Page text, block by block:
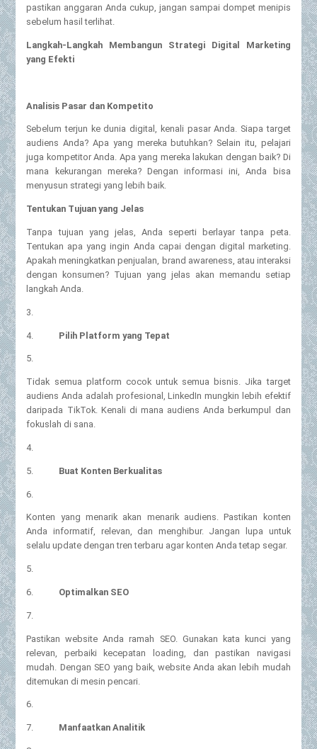
pastikan anggaran Anda cukup, jangan sampai dompet menipis
sebelum hasil terlihat.
Langkah-Langkah Membangun Strategi Digital Marketing
yang Efekti
Analisis Pasar dan Kompetito
Sebelum terjun ke dunia digital, kenali pasar Anda. Siapa target
audiens Anda? Apa yang mereka butuhkan? Selain itu, pelajari
juga kompetitor Anda. Apa yang mereka lakukan dengan baik? Di
mana kekurangan mereka? Dengan informasi ini, Anda bisa
menyusun strategi yang lebih baik.
Tentukan Tujuan yang Jelas
Tanpa tujuan yang jelas, Anda seperti berlayar tanpa peta.
Tentukan apa yang ingin Anda capai dengan digital marketing.
Apakah meningkatkan penjualan, brand awareness, atau interaksi
dengan konsumen? Tujuan yang jelas akan memandu setiap
langkah Anda.
3.
4. Pilih Platform yang Tepat
5.
Tidak semua platform cocok untuk semua bisnis. Jika target
audiens Anda adalah profesional, LinkedIn mungkin lebih efektif
daripada TikTok. Kenali di mana audiens Anda berkumpul dan
fokuslah di sana.
4.
5. Buat Konten Berkualitas
6.
Konten yang menarik akan menarik audiens. Pastikan konten
Anda informatif, relevan, dan menghibur. Jangan lupa untuk
selalu update dengan tren terbaru agar konten Anda tetap segar.
5.
6. Optimalkan SEO
7.
Pastikan website Anda ramah SEO. Gunakan kata kunci yang
relevan, perbaiki kecepatan loading, dan pastikan navigasi
mudah. Dengan SEO yang baik, website Anda akan lebih mudah
ditemukan di mesin pencari.
6.
7. Manfaatkan Analitik